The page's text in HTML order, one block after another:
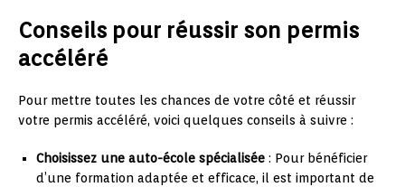
Conseils pour réussir son permis
accéléré
Pour mettre toutes les chances de votre côté et réussir
votre permis accéléré, voici quelques conseils à suivre :
Choisissez une auto-école spécialisée : Pour bénéficier
d’une formation adaptée et efficace, il est important de